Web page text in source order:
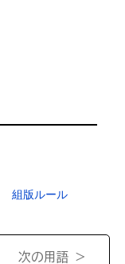
組版ルール
次の用語 ＞